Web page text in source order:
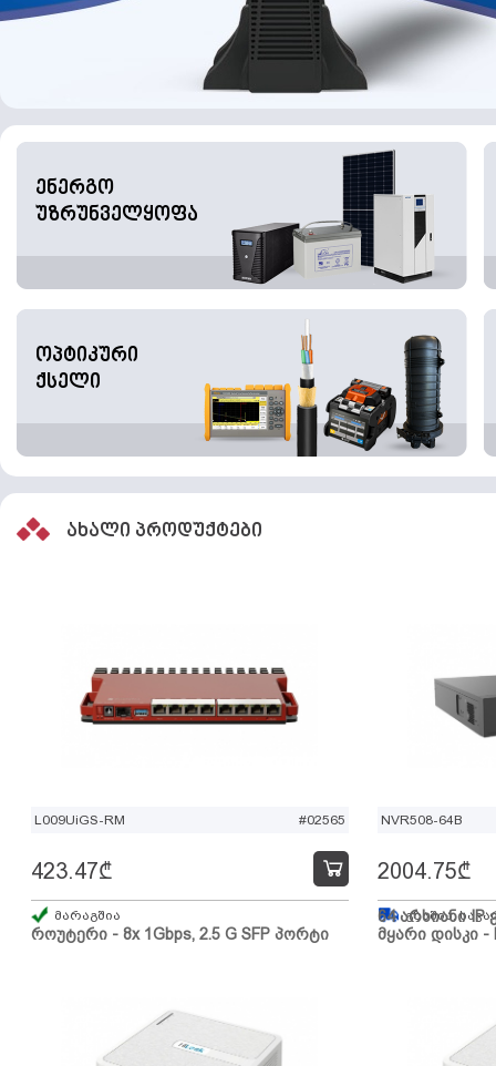
ენერგო
უზრუნველყოფა
ოპტიკური
ქსელი
ახალი პროდუქტები
L009UiGS-RM #02565
როუტერი - 8x 1Gbps, 2.5 G SFP პორტი
423.47₾
მარაგშია
NVR508-64B
64 არხიანი IP
მყარი დისკი -
2004.75₾
გზაშია,